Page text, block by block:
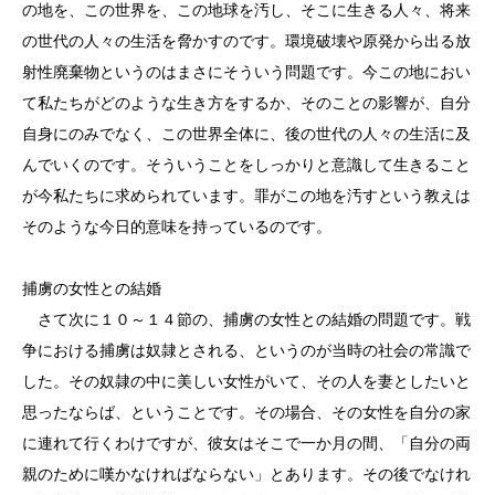
の地を、この世界を、この地球を汚し、そこに生きる人々、将来
の世代の人々の生活を脅かすのです。環境破壊や原発から出る放
射性廃棄物というのはまさにそういう問題です。今この地におい
て私たちがどのような生き方をするか、そのことの影響が、自分
自身にのみでなく、この世界全体に、後の世代の人々の生活に及
んでいくのです。そういうことをしっかりと意識して生きること
が今私たちに求められています。罪がこの地を汚すという教えは
そのような今日的意味を持っているのです。
捕虜の女性との結婚
さて次に１０～１４節の、捕虜の女性との結婚の問題です。戦
争における捕虜は奴隷とされる、というのが当時の社会の常識で
した。その奴隷の中に美しい女性がいて、その人を妻としたいと
思ったならば、ということです。その場合、その女性を自分の家
に連れて行くわけですが、彼女はそこで一か月の間、「自分の両
親のために嘆かなければならない」とあります。その後でなけれ